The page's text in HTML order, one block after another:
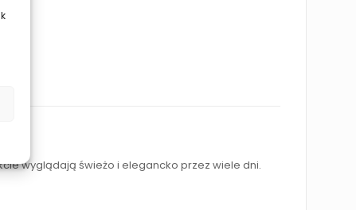
wyglądają świeżo i elegancko przez wiele dni.